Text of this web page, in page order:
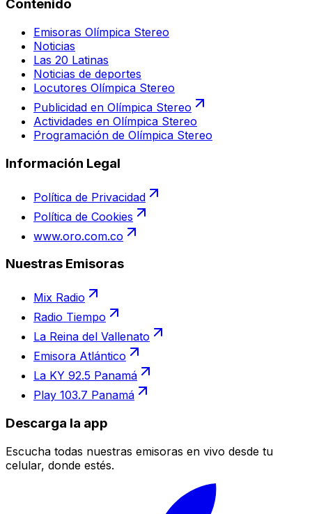
Contenido
Emisoras Olímpica Stereo
Noticias
Las 20 Latinas
Noticias de deportes
Locutores Olímpica Stereo
Publicidad en Olímpica Stereo
Actividades en Olímpica Stereo
Programación de Olímpica Stereo
Información Legal
Política de Privacidad
Política de Cookies
www.oro.com.co
Nuestras Emisoras
Mix Radio
Radio Tiempo
La Reina del Vallenato
Emisora Atlántico
La KY 92.5 Panamá
Play 103.7 Panamá
Descarga la app
Escucha todas nuestras emisoras en vivo desde tu
celular, donde estés.